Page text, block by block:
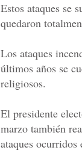
Estos ataques se
quedaron
Los ataques
últimos años se
religiosos.
El presidente
marzo también
ataques